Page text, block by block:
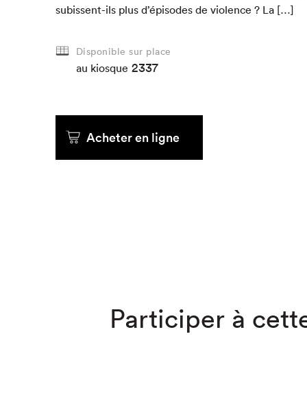
subis­sent-ils plus d’épisodes de vio­lence ? La […]
Disponible sur place
au kiosque 2337
Acheter en ligne
Participer à